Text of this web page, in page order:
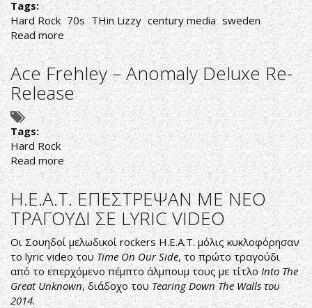
Tags:
Hard Rock 70s THin Lizzy century media sweden
Read more about
Σύγχρονο
παρελθοντολάγνο
Hard
Rock
Ace Frehley – Anomaly Deluxe Re-
Release
Tags:
Hard Rock
Read more about
Ace
Frehley
Anomaly
Deluxe
Re-
Release
H.E.A.T. ΕΠΕΣΤΡΕΨΑΝ ΜΕ ΝΕΟ
ΤΡΑΓΟΥΔΙ ΣΕ LYRIC VIDEO
Οι Σουηδοί μελωδικοί rockers H.E.A.T. μόλις κυκλοφόρησαν
το lyric video τουTime On Our Side, το πρώτο τραγούδι
από το επερχόμενο πέμπτο άλμπουμ τους με τίτλο Into The
Great Unknown, διάδοχο του Tearing Down The Walls του
2014.